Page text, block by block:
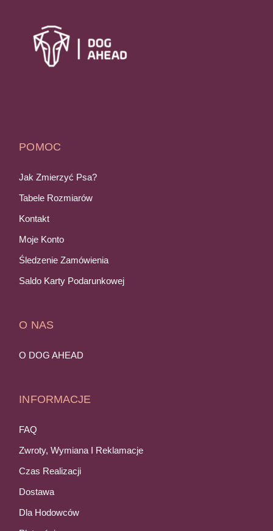
POMOC
Jak Zmierzyć Psa?
Tabele Rozmiarów
Kontakt
Moje Konto
Śledzenie Zamówienia
Saldo Karty Podarunkowej
O NAS
O DOG AHEAD
INFORMACJE
FAQ
Zwroty, Wymiana I Reklamacje
Czas Realizacji
Dostawa
Dla Hodowców